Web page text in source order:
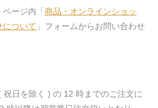
ージ内「 商品・オンラインショッ
について 」フォームからお問い合わせ
日を除く ) の 12 時までのご注文に